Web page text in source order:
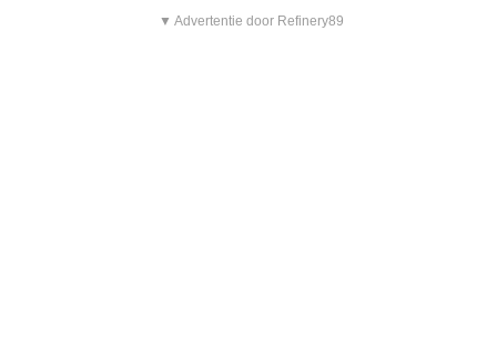
▼ Advertentie door Refinery89